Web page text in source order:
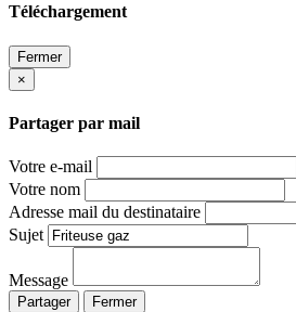
Téléchargement
Fermer
×
Partager par mail
Votre e-mail
Votre nom
Adresse mail du destinataire
Sujet
Message
Partager Fermer